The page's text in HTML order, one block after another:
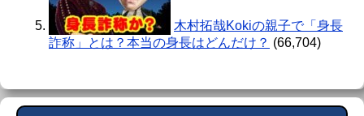
木村拓哉Kokiの親子で「身長
詐称」とは？本当の身長はどんだけ？ (66,704)